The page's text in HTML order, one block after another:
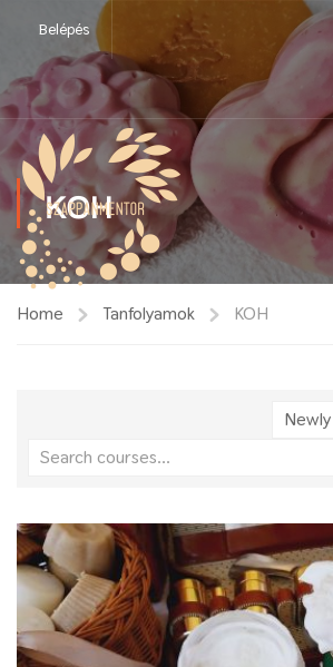
Belépés
KOH
Home Tanfolyamok KOH